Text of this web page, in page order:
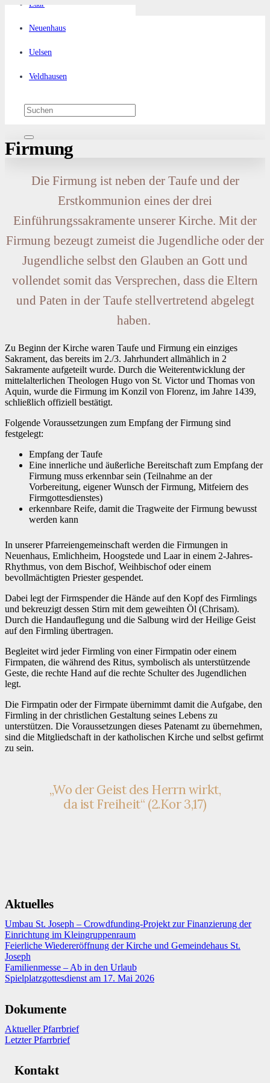
Laar
Neuenhaus
Uelsen
Veldhausen
Firmung
Die Firmung ist neben der Taufe und der
Erstkommunion eines der drei
Einführungssakramente unserer Kirche. Mit der
Firmung bezeugt zumeist die Jugendliche oder der
Jugendliche selbst den Glauben an Gott und
vollendet somit das Versprechen, dass die Eltern
und Paten in der Taufe stellvertretend abgelegt
haben.
Zu Beginn der Kirche waren Taufe und Firmung ein einziges
Sakrament, das bereits im 2./3. Jahrhundert allmählich in 2
Sakramente aufgeteilt wurde. Durch die Weiterentwicklung der
mittelalterlichen Theologen Hugo von St. Victor und Thomas von
Aquin, wurde die Firmung im Konzil von Florenz, im Jahre 1439,
schließlich offiziell bestätigt.
Folgende Voraussetzungen zum Empfang der Firmung sind
festgelegt:
Empfang der Taufe
Eine innerliche und äußerliche Bereitschaft zum Empfang der
Firmung muss erkennbar sein (Teilnahme an der
Vorbereitung, eigener Wunsch der Firmung, Mitfeiern des
Firmgottesdienstes)
erkennbare Reife, damit die Tragweite der Firmung bewusst
werden kann
In unserer Pfarreiengemeinschaft werden die Firmungen in
Neuenhaus, Emlichheim, Hoogstede und Laar in einem 2-Jahres-
Rhythmus, von dem Bischof, Weihbischof oder einem
bevollmächtigten Priester gespendet.
Dabei legt der Firmspender die Hände auf den Kopf des Firmlings
und bekreuzigt dessen Stirn mit dem geweihten Öl (Chrisam).
Durch die Handauflegung und die Salbung wird der Heilige Geist
auf den Firmling übertragen.
Begleitet wird jeder Firmling von einer Firmpatin oder einem
Firmpaten, die während des Ritus, symbolisch als unterstützende
Geste, die rechte Hand auf die rechte Schulter des Jugendlichen
legt.
Die Firmpatin oder der Firmpate übernimmt damit die Aufgabe, den
Firmling in der christlichen Gestaltung seines Lebens zu
unterstützen. Die Voraussetzungen dieses Patenamt zu übernehmen,
sind die Mitgliedschaft in der katholischen Kirche und selbst gefirmt
zu sein.
„Wo der Geist des Herrn wirkt,
da ist Freiheit“ (2.Kor 3,17)
Aktuelles
Umbau St. Joseph – Crowdfunding-Projekt zur Finanzierung der
Einrichtung im Kleingruppenraum
Feierliche Wiedereröffnung der Kirche und Gemeindehaus St.
Joseph
Familienmesse – Ab in den Urlaub
Spielplatzgottesdienst am 17. Mai 2026
Dokumente
Aktueller Pfarrbrief
Letzter Pfarrbrief
Kontakt